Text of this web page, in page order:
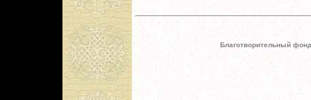
Благотворительный